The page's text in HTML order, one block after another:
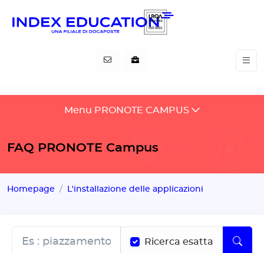
Menu PRONOTE CAMPUS
FAQ PRONOTE Campus
Homepage L'installazione delle applicazioni
Ricerca esatta